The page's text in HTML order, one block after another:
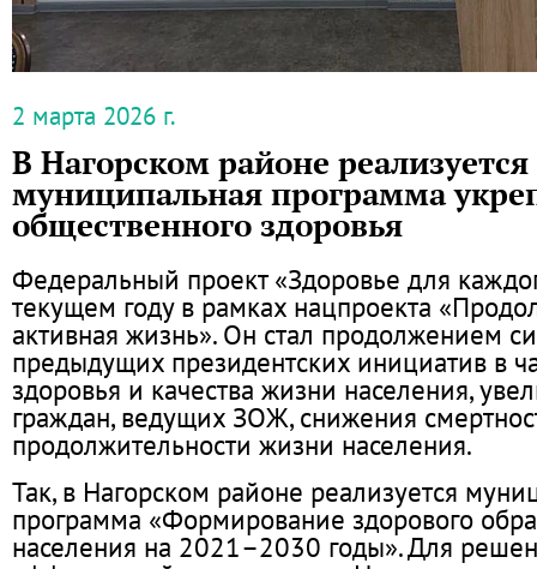
2 марта 2026 г.
В Нагорском районе
муниципальная программа
общественного здоровья
Федеральный проект «Здоровье для
текущем году в рамках нацпроекта
активная жизнь». Он стал продолжением
предыдущих президентских инициатив в
здоровья и качества жизни населения,
граждан, ведущих ЗОЖ, снижения
продолжительности жизни населения.
Так, в Нагорском районе реализуется
программа «Формирование здорового
населения на 2021–2030 годы». Для